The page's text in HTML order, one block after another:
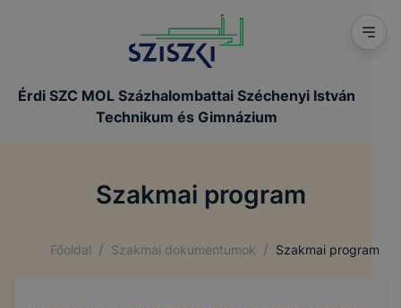
Érdi SZC MOL Százhalombattai Széchenyi István
Technikum és Gimnázium
Szakmai program
Főoldal / Szakmai dokumentumok / Szakmai program